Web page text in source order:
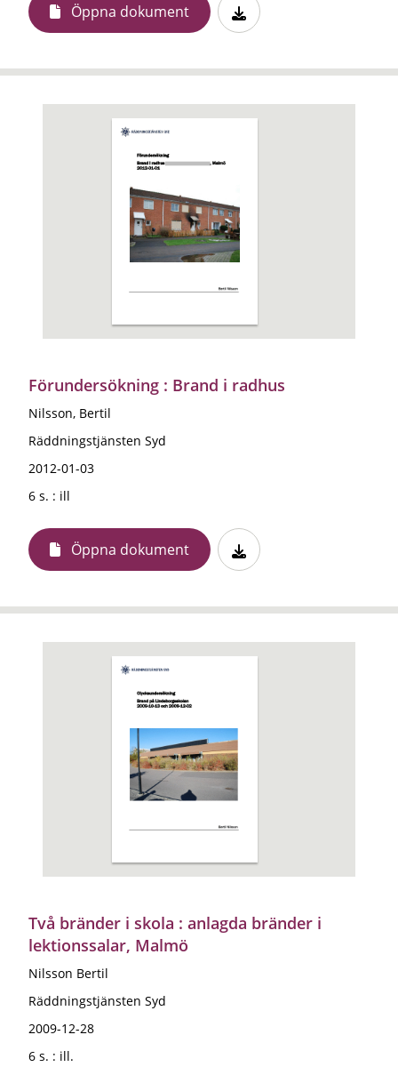
Öppna dokument
Förundersökning : Brand i radhus
Nilsson, Bertil
Räddningstjänsten Syd
2012-01-03
6 s. : ill
Öppna dokument
Två bränder i skola : anlagda bränder i
lektionssalar, Malmö
Nilsson Bertil
Räddningstjänsten Syd
2009-12-28
6 s. : ill.